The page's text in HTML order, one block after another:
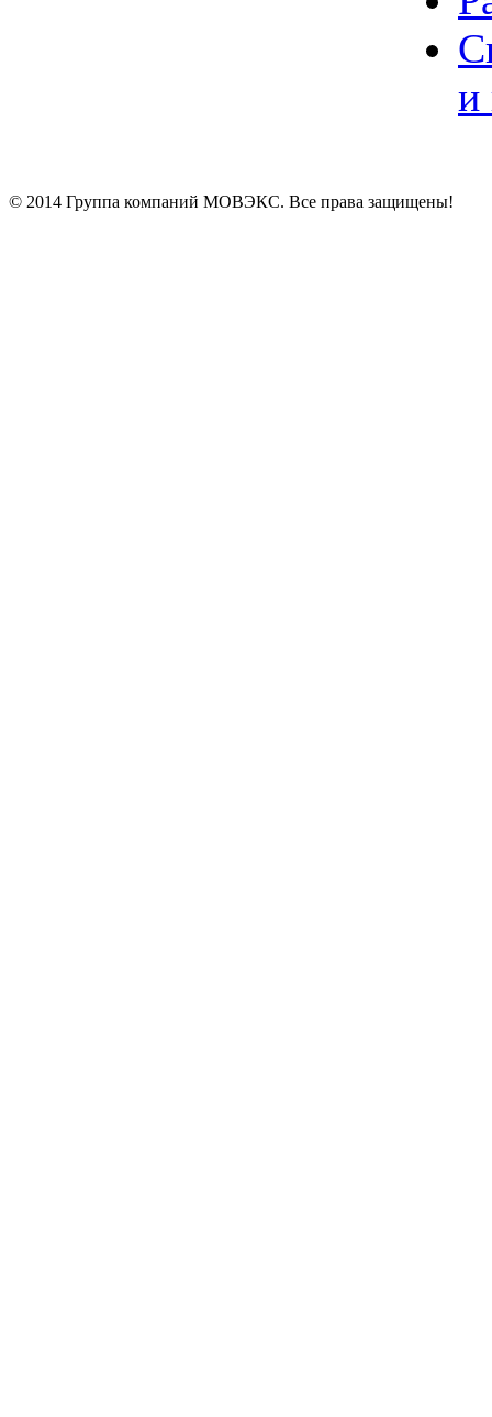
и
© 2014 Группа компаний МОВЭКС. Все права защищены!